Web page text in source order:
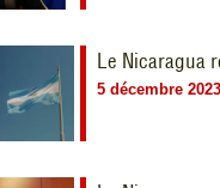
Le Nicaragua
5 décembre 2023